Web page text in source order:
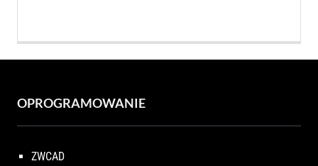
OPROGRAMOWANIE
ZWCAD